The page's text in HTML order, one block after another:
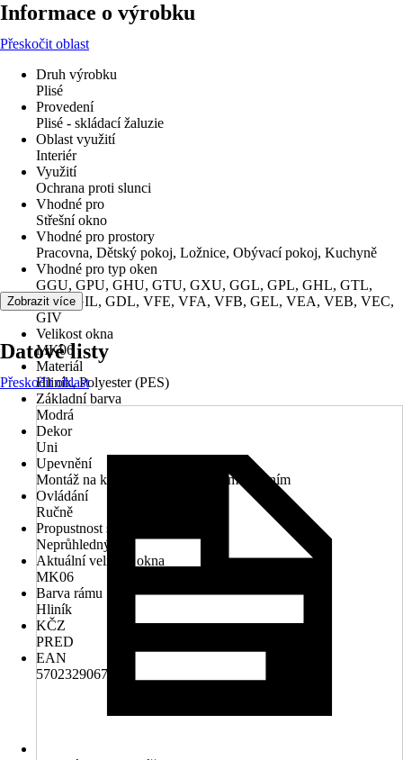
Informace o výrobku
Přeskočit oblast
Druh výrobku
Plisé
Provedení
Plisé - skládací žaluzie
Oblast využití
Interiér
Využití
Ochrana proti slunci
Vhodné pro
Střešní okno
Vhodné pro prostory
Pracovna, Dětský pokoj, Ložnice, Obývací pokoj, Kuchyně
Vhodné pro typ oken
GGU, GPU, GHU, GTU, GXU, GGL, GPL, GHL, GTL,
GXL, GIL, GDL, VFE, VFA, VFB, GEL, VEA, VEB, VEC,
GIV
Velikost okna
MK06
Materiál
Hliník, Polyester (PES)
Základní barva
Modrá
Dekor
Uni
Upevnění
Montáž na křídlo, Montáž s bočním vedením
Ovládání
Ručně
Propustnost světla
Neprůhledný
Aktuální velikost okna
MK06
Barva rámu
Hliník
KČZ
PRED
EAN
5702329067386
Zobrazit více
Datové listy
Přeskočit oblast